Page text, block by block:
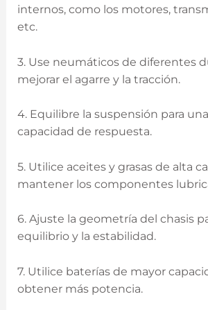
internos, como los motores,
etc.
3. Use neumáticos de diferentes
mejorar el agarre y la tracción.
4. Equilibre la suspensión para
capacidad de respuesta.
5. Utilice aceites y grasas de alta
mantener los componentes
6. Ajuste la geometría del chasis
equilibrio y la estabilidad.
7. Utilice baterías de mayor
obtener más potencia.